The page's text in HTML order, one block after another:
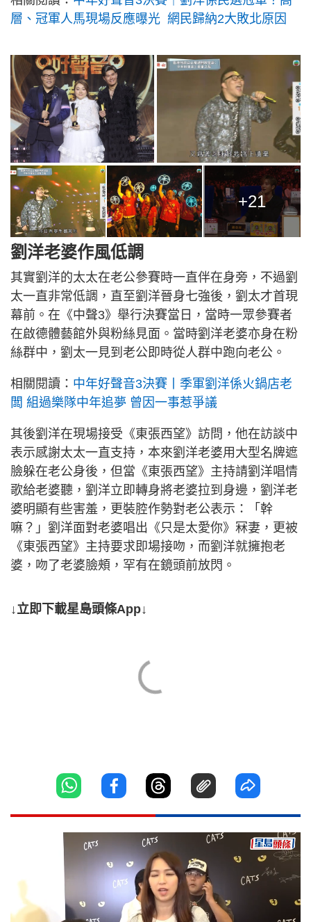
層、冠軍人馬現場反應曝光 網民歸納2大敗北原因
+21
劉洋老婆作風低調
其實劉洋的太太在老公參賽時一直伴在身旁，不過劉
太一直非常低調，直至劉洋晉身七強後，劉太才首現
幕前。在《中聲3》舉行決賽當日，當時一眾參賽者
在啟德體藝館外與粉絲見面。當時劉洋老婆亦身在粉
絲群中，劉太一見到老公即時從人群中跑向老公。
相關閱讀： 中年好聲音3決賽丨季軍劉洋係火鍋店老
闆 組過樂隊中年追夢 曾因一事惹爭議
其後劉洋在現場接受《東張西望》訪問，他在訪談中
表示感謝太太一直支持，本來劉洋老婆用大型名牌遮
臉躲在老公身後，但當《東張西望》主持請劉洋唱情
歌給老婆聽，劉洋立即轉身將老婆拉到身邊，劉洋老
婆明顯有些害羞，更裝腔作勢對老公表示：「幹
嘛？」劉洋面對老婆唱出《只是太愛你》冧妻，更被
《東張西望》主持要求即場接吻，而劉洋就擁抱老
婆，吻了老婆臉頰，罕有在鏡頭前放閃。
↓立即下載星島頭條App↓